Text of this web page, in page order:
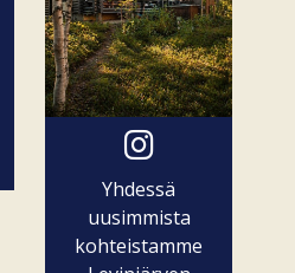
Yhdessä
uusimmista
kohteistamme